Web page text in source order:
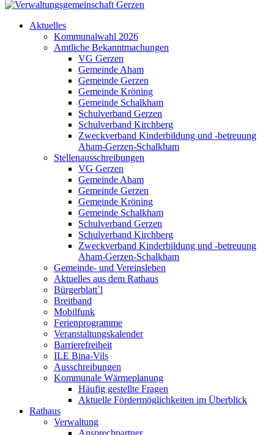
Aktuelles
Kommunalwahl 2026
Amtliche Bekanntmachungen
VG Gerzen
Gemeinde Aham
Gemeinde Gerzen
Gemeinde Kröning
Gemeinde Schalkham
Schulverband Gerzen
Schulverband Kirchberg
Zweckverband Kinderbildung und -betreuung
Aham-Gerzen-Schalkham
Stellenausschreibungen
VG Gerzen
Gemeinde Aham
Gemeinde Gerzen
Gemeinde Kröning
Gemeinde Schalkham
Schulverband Gerzen
Schulverband Kirchberg
Zweckverband Kinderbildung und -betreuung
Aham-Gerzen-Schalkham
Gemeinde- und Vereinsleben
Aktuelles aus dem Rathaus
Bürgerblatt`l
Breitband
Mobilfunk
Ferienprogramme
Veranstaltungskalender
Barrierefreiheit
ILE Bina-Vils
Ausschreibungen
Kommunale Wärmeplanung
Häufig gestellte Fragen
Aktuelle Fördermöglichkeiten im Überblick
Rathaus
Verwaltung
Ansprechpartner